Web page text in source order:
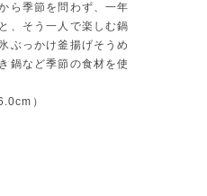
ら季節を問わず、一年
、そう一人で楽しむ鍋
ぶっかけ釜揚げそうめ
鍋など季節の食材を使
）